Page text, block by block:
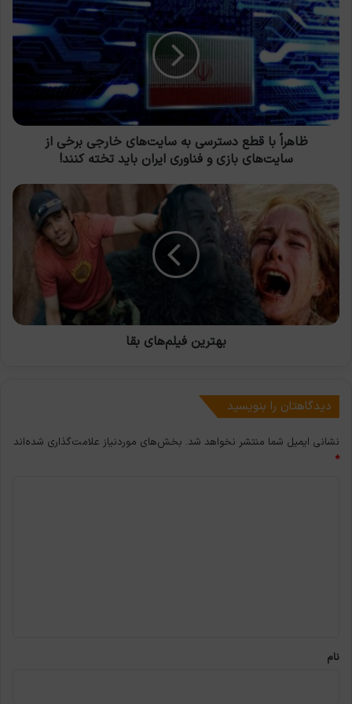
با
قطع
دسترسی
به
سایت‌های
خارجی
برخی
از
سایت‌های
فناوری
باید
تخته
کنند!
ظاهراً با قطع دسترسی به سایت‌های خارجی برخی از
سایت‌های بازی و فناوری ایران باید تخته کنند!
بهترین
فیلم‌های
بقا
بهترین فیلم‌های بقا
دیدگاهتان را بنویسید
نشانی ایمیل شما منتشر نخواهد شد. بخش‌های موردنیاز علامت‌گذاری شده‌اند
*
نام